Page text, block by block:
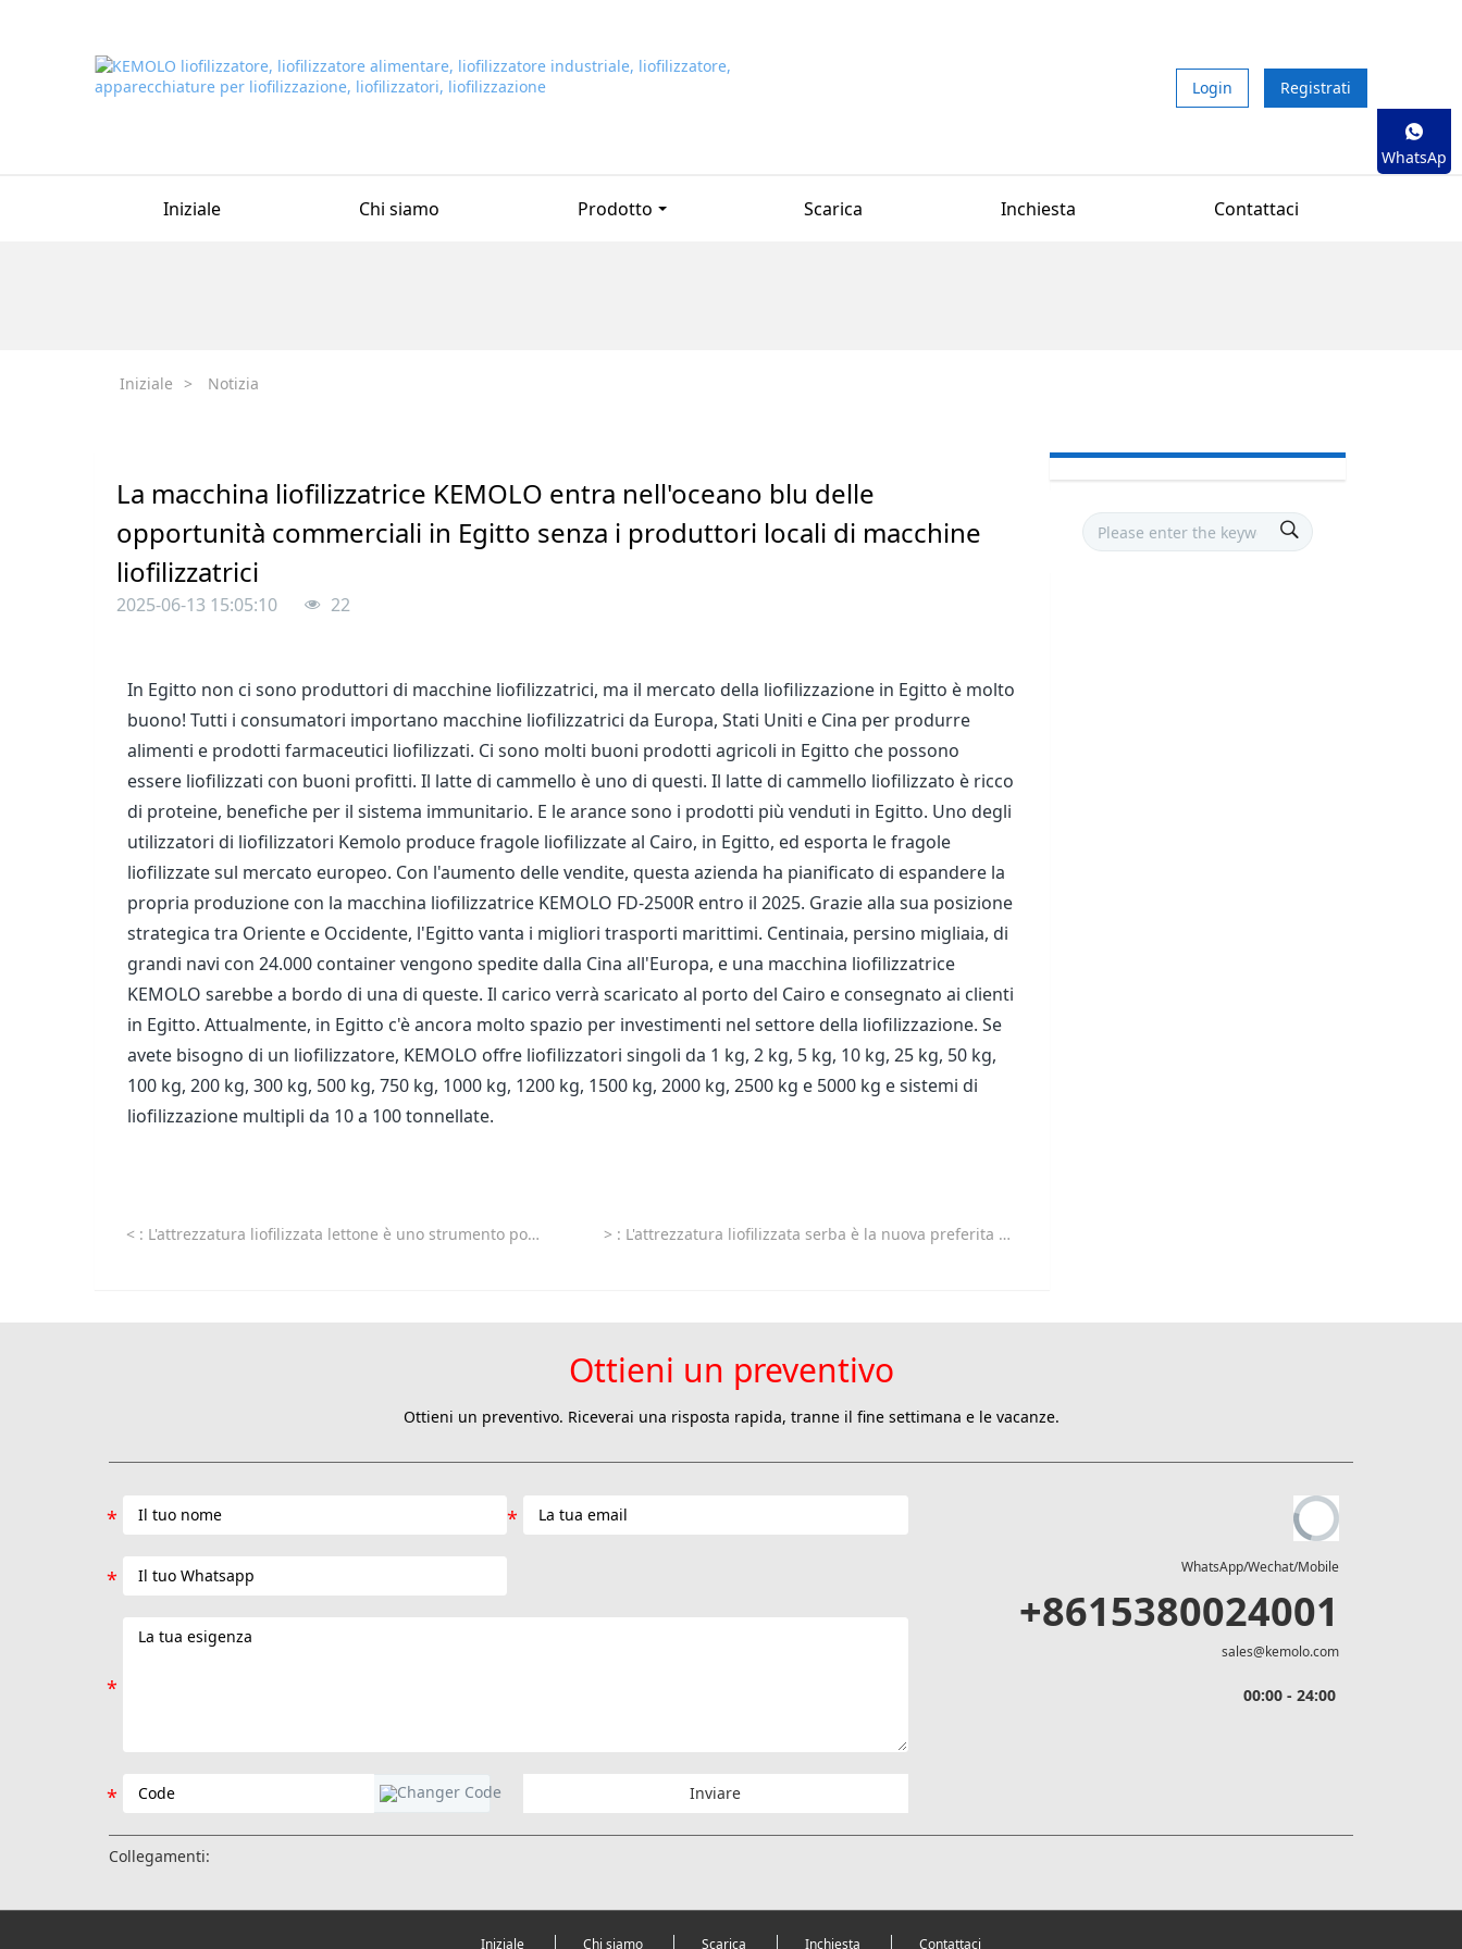
Login Registrati
Iniziale Chi siamo Prodotto Scarica Inchiesta Contattaci
Iniziale > Notizia
La macchina liofilizzatrice KEMOLO entra nell'oceano blu delle
opportunità commerciali in Egitto senza i produttori locali di macchine
liofilizzatrici
2025-06-13 15:05:10 22
In Egitto non ci sono produttori di macchine liofilizzatrici, ma il mercato della liofilizzazione in Egitto è molto
buono! Tutti i consumatori importano macchine liofilizzatrici da Europa, Stati Uniti e Cina per produrre
alimenti e prodotti farmaceutici liofilizzati. Ci sono molti buoni prodotti agricoli in Egitto che possono
essere liofilizzati con buoni profitti. Il latte di cammello è uno di questi. Il latte di cammello liofilizzato è ricco
di proteine, benefiche per il sistema immunitario. E le arance sono i prodotti più venduti in Egitto. Uno degli
utilizzatori di liofilizzatori Kemolo produce fragole liofilizzate al Cairo, in Egitto, ed esporta le fragole
liofilizzate sul mercato europeo. Con l'aumento delle vendite, questa azienda ha pianificato di espandere la
propria produzione con la macchina liofilizzatrice KEMOLO FD-2500R entro il 2025. Grazie alla sua posizione
strategica tra Oriente e Occidente, l'Egitto vanta i migliori trasporti marittimi. Centinaia, persino migliaia, di
grandi navi con 24.000 container vengono spedite dalla Cina all'Europa, e una macchina liofilizzatrice
KEMOLO sarebbe a bordo di una di queste. Il carico verrà scaricato al porto del Cairo e consegnato ai clienti
in Egitto. Attualmente, in Egitto c'è ancora molto spazio per investimenti nel settore della liofilizzazione. Se
avete bisogno di un liofilizzatore, KEMOLO offre liofilizzatori singoli da 1 kg, 2 kg, 5 kg, 10 kg, 25 kg, 50 kg,
100 kg, 200 kg, 300 kg, 500 kg, 750 kg, 1000 kg, 1200 kg, 1500 kg, 2000 kg, 2500 kg e 5000 kg e sistemi di
liofilizzazione multipli da 10 a 100 tonnellate.
< : L'attrezzatura liofilizzata lettone è uno strumento potente per la lavorazione agricola profonda > : L'attrezzatura liofilizzata serba è la nuova preferita per la lavorazione degli alimenti
Ottieni un preventivo
Ottieni un preventivo. Riceverai una risposta rapida, tranne il fine settimana e le vacanze.
Inviare
WhatsApp/Wechat/Mobile
+8615380024001
sales@kemolo.com
00:00 - 24:00
Collegamenti:
Iniziale Chi siamo Scarica Inchiesta Contattaci
WhatsAp
p